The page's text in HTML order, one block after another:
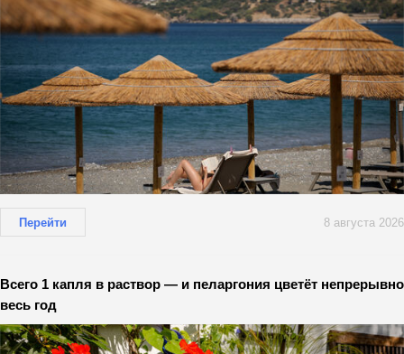
Перейти 8 августа 2026
Всего 1 капля в раствор — и пеларгония цветёт непрерывно
весь год